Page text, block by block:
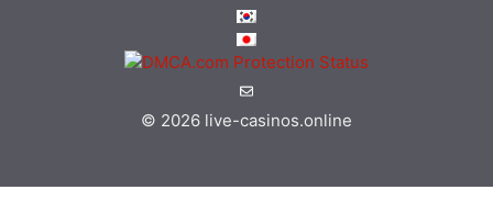
© 2026 live-casinos.online